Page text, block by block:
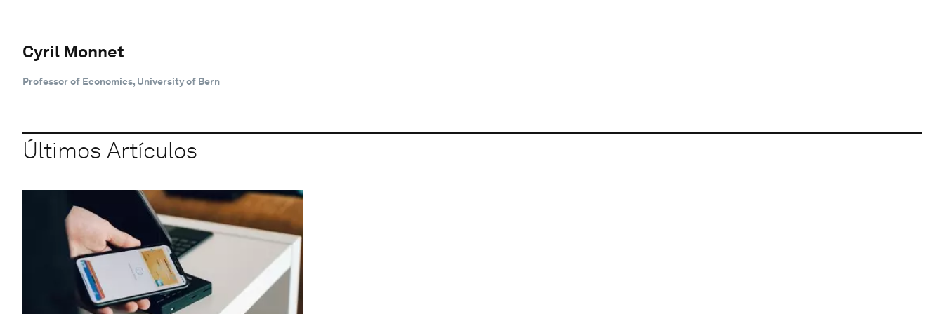
Cyril Monnet
Professor of Economics, University of Bern
Últimos Artículos